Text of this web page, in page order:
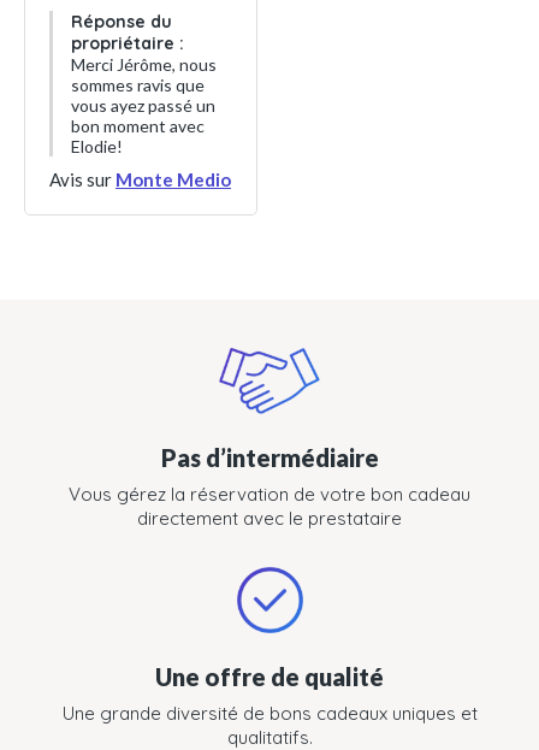
Réponse du
propriétaire :
Merci Jérôme, nous
sommes ravis que
vous ayez passé un
bon moment avec
Elodie!
Avis sur Monte Medio
Pas d’intermédiaire
Vous gérez la réservation de votre bon cadeau
directement avec le prestataire
Une offre de qualité
Une grande diversité de bons cadeaux uniques et
qualitatifs.